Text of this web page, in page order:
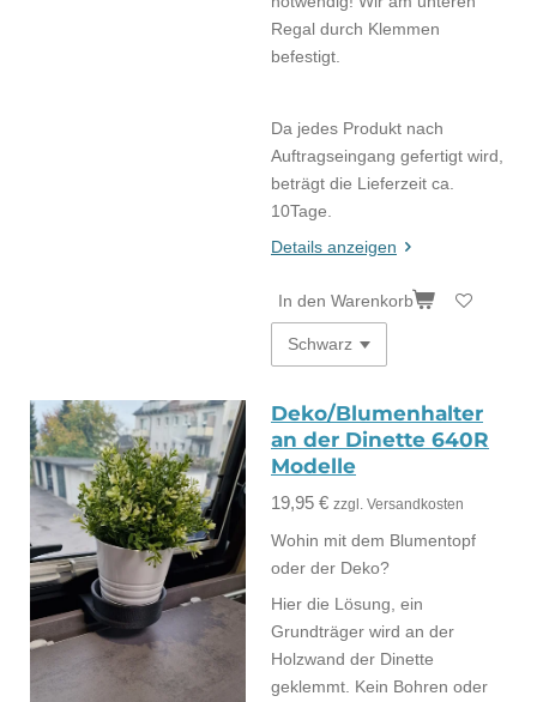
Regal durch Klemmen
befestigt.
Da jedes Produkt nach
Auftragseingang gefertigt wird,
beträgt die Lieferzeit ca.
10Tage.
Details anzeigen
In den Warenkorb
Deko/Blumenhalter
an der Dinette 640R
Modelle
19,95 € zzgl. Versandkosten
Wohin mit dem Blumentopf
oder der Deko?
Hier die Lösung, ein
Grundträger wird an der
Holzwand der Dinette
geklemmt. Kein Bohren oder